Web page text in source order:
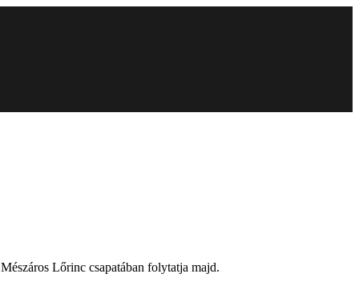
Lőrinc csapatában folytatja majd.